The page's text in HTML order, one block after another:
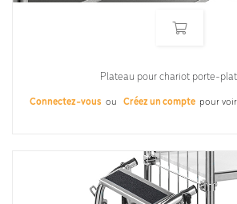
Plateau pour chariot porte-
Connectez-vous ou Créez un compte pour